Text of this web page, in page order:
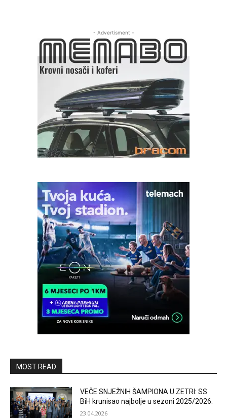
- Advertisment -
MOST READ
VEČE SNJEŽNIH ŠAMPIONA U ZETRI: SS
BiH krunisao najbolje u sezoni 2025/2026.
23.04.2026